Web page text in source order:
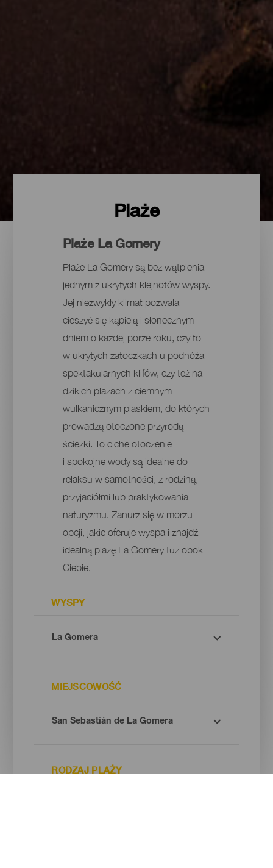
Plaże
Plaże La Gomery
Plaże La Gomery są bez wątpienia
jednym z ukrytych klejnotów wyspy.
Jej niezwykły klimat pozwala
cieszyć się kąpielą i słonecznym
dniem o każdej porze roku, czy to
w ukrytych zatoczkach u podnóża
spektakularnych klifów, czy też na
dzikich plażach z ciemnym
wulkanicznym piaskiem, do których
prowadzą otoczone przyrodą
ścieżki. To ciche otoczenie
i spokojne wody są idealne do
relaksu w samotności, z rodziną,
przyjaciółmi lub praktykowania
naturyzmu. Zanurz się w morzu
opcji, jakie oferuje wyspa i znajdź
idealną plażę La Gomery tuż obok
Ciebie.
WYSPY
MIEJSCOWOŚĆ
RODZAJ PLAŻY